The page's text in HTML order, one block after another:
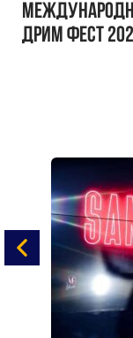
ДРИМ ФЕСТ